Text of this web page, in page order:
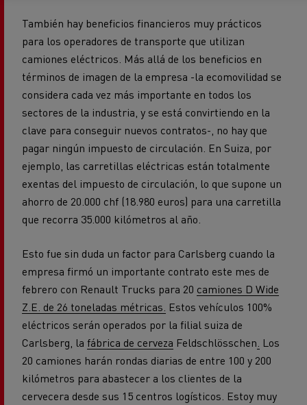
También hay beneficios financieros muy prácticos
para los operadores de transporte que utilizan
camiones eléctricos. Más allá de los beneficios en
términos de imagen de la empresa -la ecomovilidad se
considera cada vez más importante en todos los
sectores de la industria, y se está convirtiendo en la
clave para conseguir nuevos contratos-, no hay que
pagar ningún impuesto de circulación. En Suiza, por
ejemplo, las carretillas eléctricas están totalmente
exentas del impuesto de circulación, lo que supone un
ahorro de 20.000 chf (18.980 euros) para una carretilla
que recorra 35.000 kilómetros al año.
Esto fue sin duda un factor para Carlsberg cuando la
empresa firmó un importante contrato este mes de
febrero con Renault Trucks para 20 camiones D Wide
Z.E. de 26 toneladas métricas. Estos vehículos 100%
eléctricos serán operados por la filial suiza de
Carlsberg, la fábrica de cerveza Feldschlösschen Los
20 camiones harán rondas diarias de entre 100 y 200
kilómetros para abastecer a los clientes de la
cervecera desde sus 15 centros logísticos. Estoy muy